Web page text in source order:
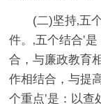
(二)坚持‚五
件。‚五个结合‛
合，与廉政教育
作相结合，与提
个重点‛是：以